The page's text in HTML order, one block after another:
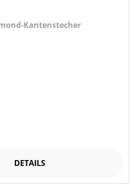
Kantenstecher
DETAILS